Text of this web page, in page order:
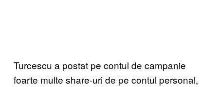
Turcescu a postat pe contul de campanie
foarte multe share-uri de pe contul personal,